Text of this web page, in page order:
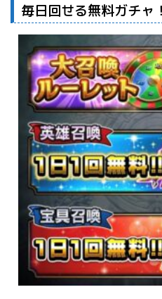
毎日回せる無料ガチャ！